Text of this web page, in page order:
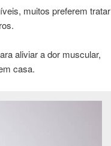
muitos preferem tratar
aliviar a dor muscular,
casa.